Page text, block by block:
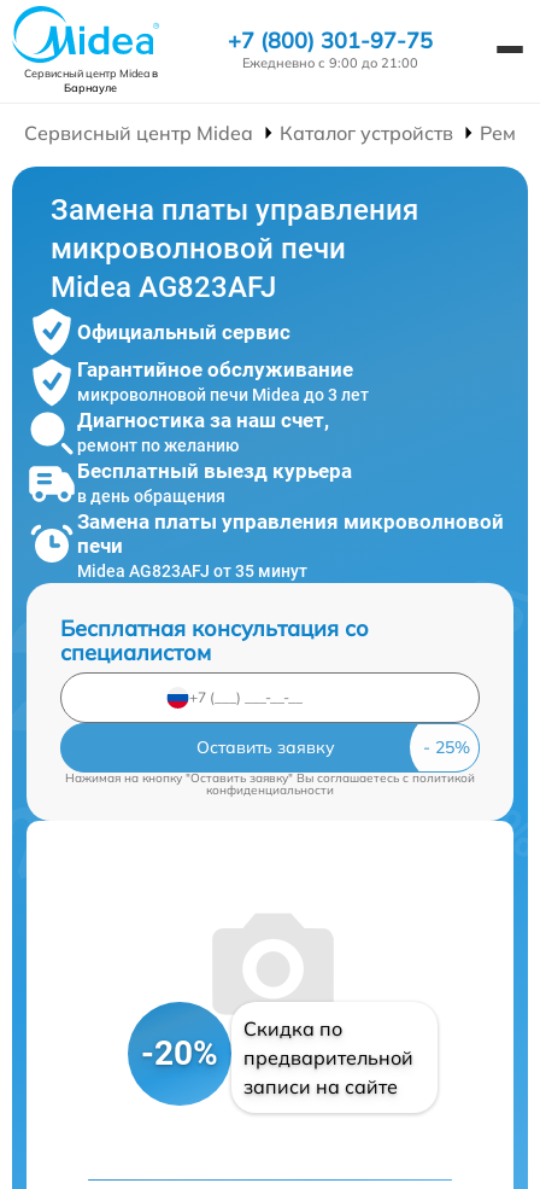
Сервисный центр Mideaв
Барнауле
+7 (800) 301-97-75
Ежедневно с 9:00 до 21:00
Сервисный центр Midea Каталог устройств
Замена платы управления
микроволновой печи
Midea AG823AFJ
Официальный сервис
Гарантийное обслуживание
микроволновой печи Midea до 3 лет
Диагностика за наш счет,
ремонт по желанию
Бесплатный выезд курьера
в день обращения
Замена платы управления микроволновой
печи
Midea AG823AFJ от 35 минут
Бесплатная консультация со
специалистом
Оставить заявку
Нажимая на кнопку "Оставить заявку" Вы соглашаетесь cполитикой
конфиденциальности
-20%
Скидка по
предварительной
записи на сайте